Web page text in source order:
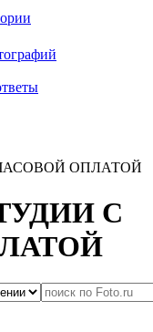
ОПЛАТОЙ
С